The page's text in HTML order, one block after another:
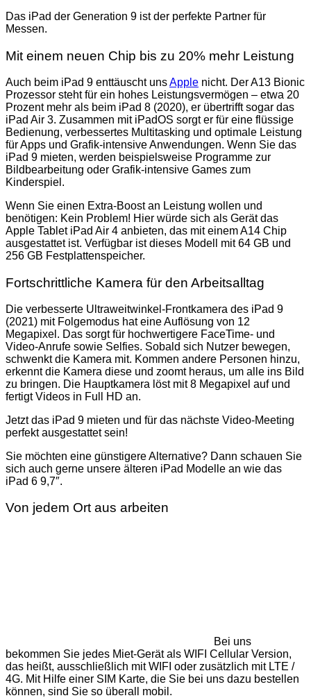
Das iPad der Generation 9 ist der perfekte Partner für
Messen.
Mit einem neuen Chip bis zu 20% mehr Leistung
Auch beim iPad 9 enttäuscht unsApple nicht. Der A13 Bionic
Prozessor steht für ein hohes Leistungsvermögen – etwa 20
Prozent mehr als beim iPad 8 (2020), er übertrifft sogar das
iPad Air 3. Zusammen mit iPadOS sorgt er für eine flüssige
Bedienung, verbessertes Multitasking und optimale Leistung
für Apps und Grafik-intensive Anwendungen. Wenn Sie das
iPad 9 mieten, werden beispielsweise Programme zur
Bildbearbeitung oder Grafik-intensive Games zum
Kinderspiel.
Wenn Sie einen Extra-Boost an Leistung wollen und
benötigen: Kein Problem! Hier würde sich als Gerät das
Apple Tablet iPad Air 4 anbieten, das mit einem A14 Chip
ausgestattet ist. Verfügbar ist dieses Modell mit 64 GB und
256 GB Festplattenspeicher.
Fortschrittliche Kamera für den Arbeitsalltag
Die verbesserte Ultraweitwinkel-Frontkamera des iPad 9
(2021) mit Folgemodus hat eine Auflösung von 12
Megapixel. Das sorgt für hochwertigere FaceTime- und
Video-Anrufe sowie Selfies. Sobald sich Nutzer bewegen,
schwenkt die Kamera mit. Kommen andere Personen hinzu,
erkennt die Kamera diese und zoomt heraus, um alle ins Bild
zu bringen. Die Hauptkamera löst mit 8 Megapixel auf und
fertigt Videos in Full HD an.
Jetzt das iPad 9 mieten und für das nächste Video-Meeting
perfekt ausgestattet sein!
Sie möchten eine günstigere Alternative? Dann schauen Sie
sich auch gerne unsere älteren iPad Modelle an wie das
iPad 6 9,7″.
Von jedem Ort aus arbeiten
Bei uns
bekommen Sie jedes Miet-Gerät als WIFI Cellular Version,
das heißt, ausschließlich mit WIFI oder zusätzlich mit LTE /
4G. Mit Hilfe einer SIM Karte, die Sie bei uns dazu bestellen
können, sind Sie so überall mobil.